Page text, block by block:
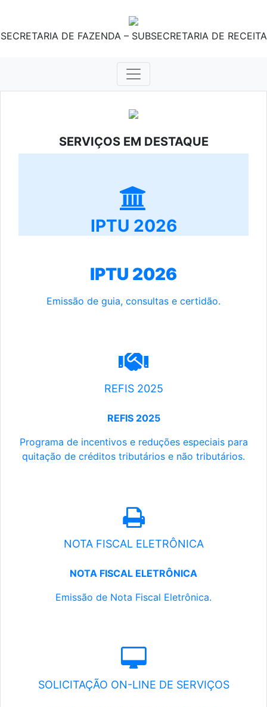
SECRETARIA DE FAZENDA – SUBSECRETARIA DE RECEITA
SERVIÇOS EM DESTAQUE
IPTU 2026
IPTU 2026
Emissão de guia, consultas e certidão.
REFIS 2025
REFIS 2025
Programa de incentivos e reduções especiais para
quitação de créditos tributários e não tributários.
NOTA FISCAL ELETRÔNICA
NOTA FISCAL ELETRÔNICA
Emissão de Nota Fiscal Eletrônica.
SOLICITAÇÃO ON-LINE DE SERVIÇOS